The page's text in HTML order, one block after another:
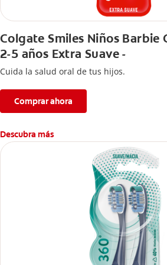
Colgate Smiles Niños Barbie
2-5 años Extra Suave -
Cuida la salud oral de tus hijos.
Comprar ahora
Descubra más